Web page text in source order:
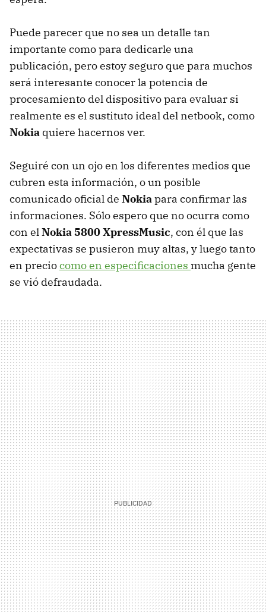
Puede parecer que no sea un detalle tan
importante como para dedicarle una
publicación, pero estoy seguro que para muchos
será interesante conocer la potencia de
procesamiento del dispositivo para evaluar si
realmente es el sustituto ideal del netbook, como
Nokia quiere hacernos ver.
Seguiré con un ojo en los diferentes medios que
cubren esta información, o un posible
comunicado oficial de Nokiapara confirmar las
informaciones. Sólo espero que no ocurra como
con elNokia 5800 XpressMusic, con él que las
expectativas se pusieron muy altas, y luego tanto
en preciocomo en especificaciones mucha gente
se vió defraudada.